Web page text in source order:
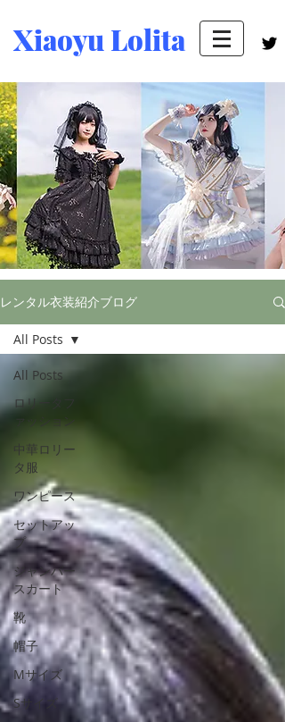
Xiaoyu Lolita
レンタル衣装紹介ブログ
All Posts
ロリータフ
ァッション
中華ロリー
タ服
ワンピース
セットアッ
プ
ジャンパー
スカート
靴
帽子
Mサイズ
Sサイズ
All Posts